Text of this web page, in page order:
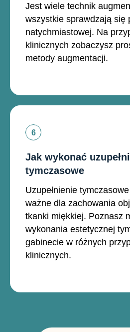
Jest wiele technik
wszystkie sprawdzają się
natychmiastowej. Na
klinicznych zobaczysz
metody augmentacji.
Jak wykonać
tymczasowe
Uzupełnienie
ważne dla zachowania
tkanki miękkiej. Poznasz
wykonania estetycznej
gabinecie w różnych
klinicznych.